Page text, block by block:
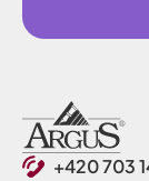
+420 703